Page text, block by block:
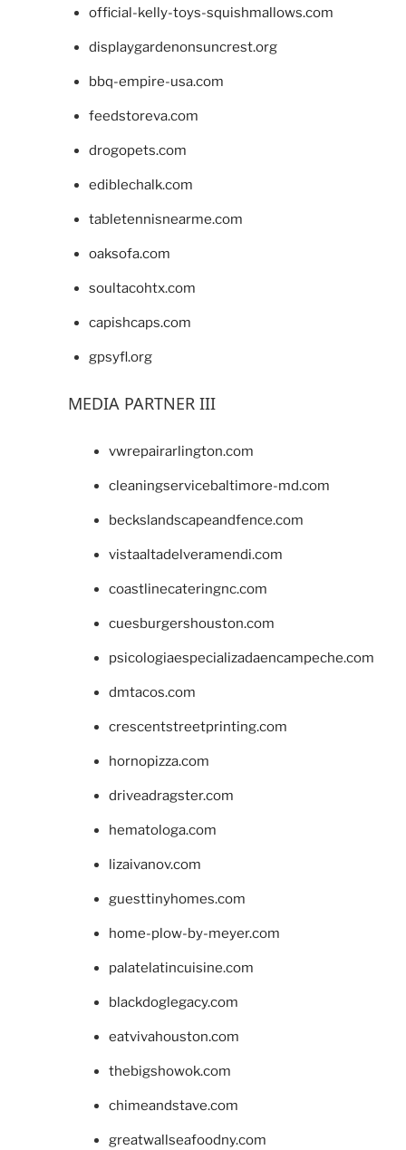
official-kelly-toys-squishmallows.com
displaygardenonsuncrest.org
bbq-empire-usa.com
feedstoreva.com
drogopets.com
ediblechalk.com
tabletennisnearme.com
oaksofa.com
soultacohtx.com
capishcaps.com
gpsyfl.org
MEDIA PARTNER III
vwrepairarlington.com
cleaningservicebaltimore-md.com
beckslandscapeandfence.com
vistaaltadelveramendi.com
coastlinecateringnc.com
cuesburgershouston.com
psicologiaespecializadaencampeche.com
dmtacos.com
crescentstreetprinting.com
hornopizza.com
driveadragster.com
hematologa.com
lizaivanov.com
guesttinyhomes.com
home-plow-by-meyer.com
palatelatincuisine.com
blackdoglegacy.com
eatvivahouston.com
thebigshowok.com
chimeandstave.com
greatwallseafoodny.com